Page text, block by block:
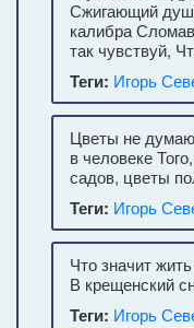
Сжигающий
калибра
так чувствуй,
Теги: Игорь
Цветы не
в человеке
садов, цветы
Теги: Игорь
Что значит
В крещенский
Теги: Игорь